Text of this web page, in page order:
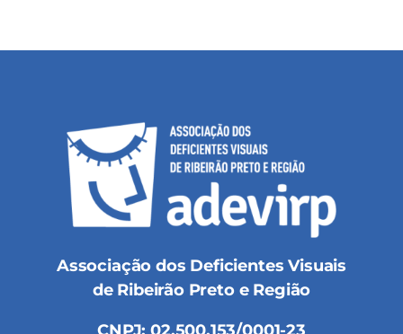
Associação dos Deficientes Visuais
de Ribeirão Preto e Região
CNPJ: 02.500.153/0001-23